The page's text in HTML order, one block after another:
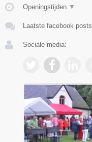
Openingstijden ▼
Laatste facebook posts
Sociale media: